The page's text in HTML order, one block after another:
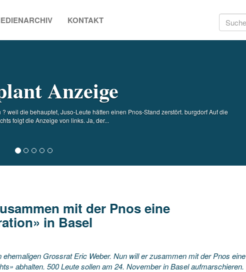
KONTAKT Suchen
Anzeige
weil die behauptet, Juso-Leute hätten einen Pnos-Stand zerstört. burgdorf Auf die
folgt die Anzeige von links. Ja, der...
mit der Pnos eine
in Basel
Grossrat Eric Weber. Nun will er zusammen mit der Pnos eine
abhalten. 500 Leute sollen am 24. November in Basel aufmarschieren.